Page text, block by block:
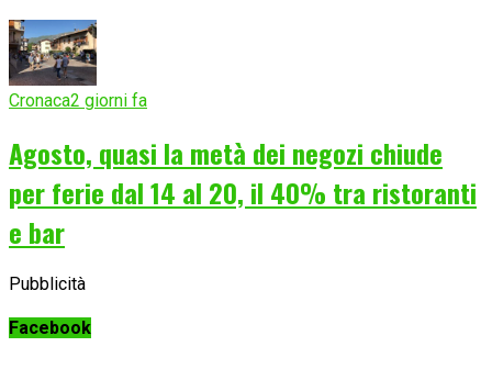
Cronaca2 giorni fa
Agosto, quasi la metà dei negozi chiude
per ferie dal 14 al 20, il 40% tra ristoranti
e bar
Pubblicità
Facebook